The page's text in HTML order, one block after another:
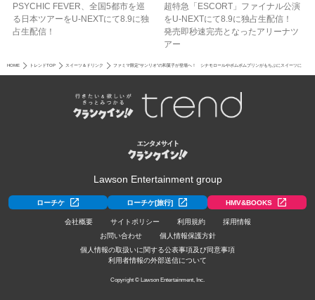
PSYCHIC FEVER、全国5都市を巡
る日本ツアーをU‐NEXTにて8.9に独
占生配信！
超特急「ESCORT」ファイナル公演
をU-NEXTにて8.9に独占生配信！
発売即秒速完売となったアリーナツ
アー
HOME トレンドTOP スイーツ＆ドリンク ファミマ限定“サンリオ”の和菓子が登場へ！ シナモロールやポムポムプリンがもちぷにスイーツに
Lawson Entertainment group
ローチケ ローチケ[旅行] HMV&BOOKS
会社概要 サイトポリシー 利用規約
採用情報
お問い合わせ
個人情報保護方針
個人情報の取扱いに関する公表事項及び同意事項
利用者情報の外部送信について
Copyright © Lawson Entertainment, Inc.